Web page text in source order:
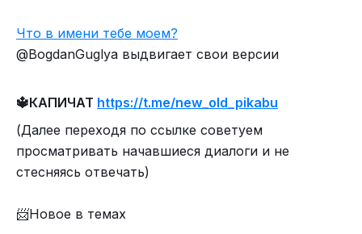
Что в имени тебе моем?
@BogdanGuglya выдвигает свои версии
🔱КАПИЧАТ https://t.me/new_old_pikabu
(Далее переходя по ссылке советуем
просматривать начавшиеся диалоги и не
стесняясь отвечать)
📨Новое в темах